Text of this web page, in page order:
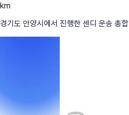
km
경기도 안양시 에서 진행한 센디 운송 총합